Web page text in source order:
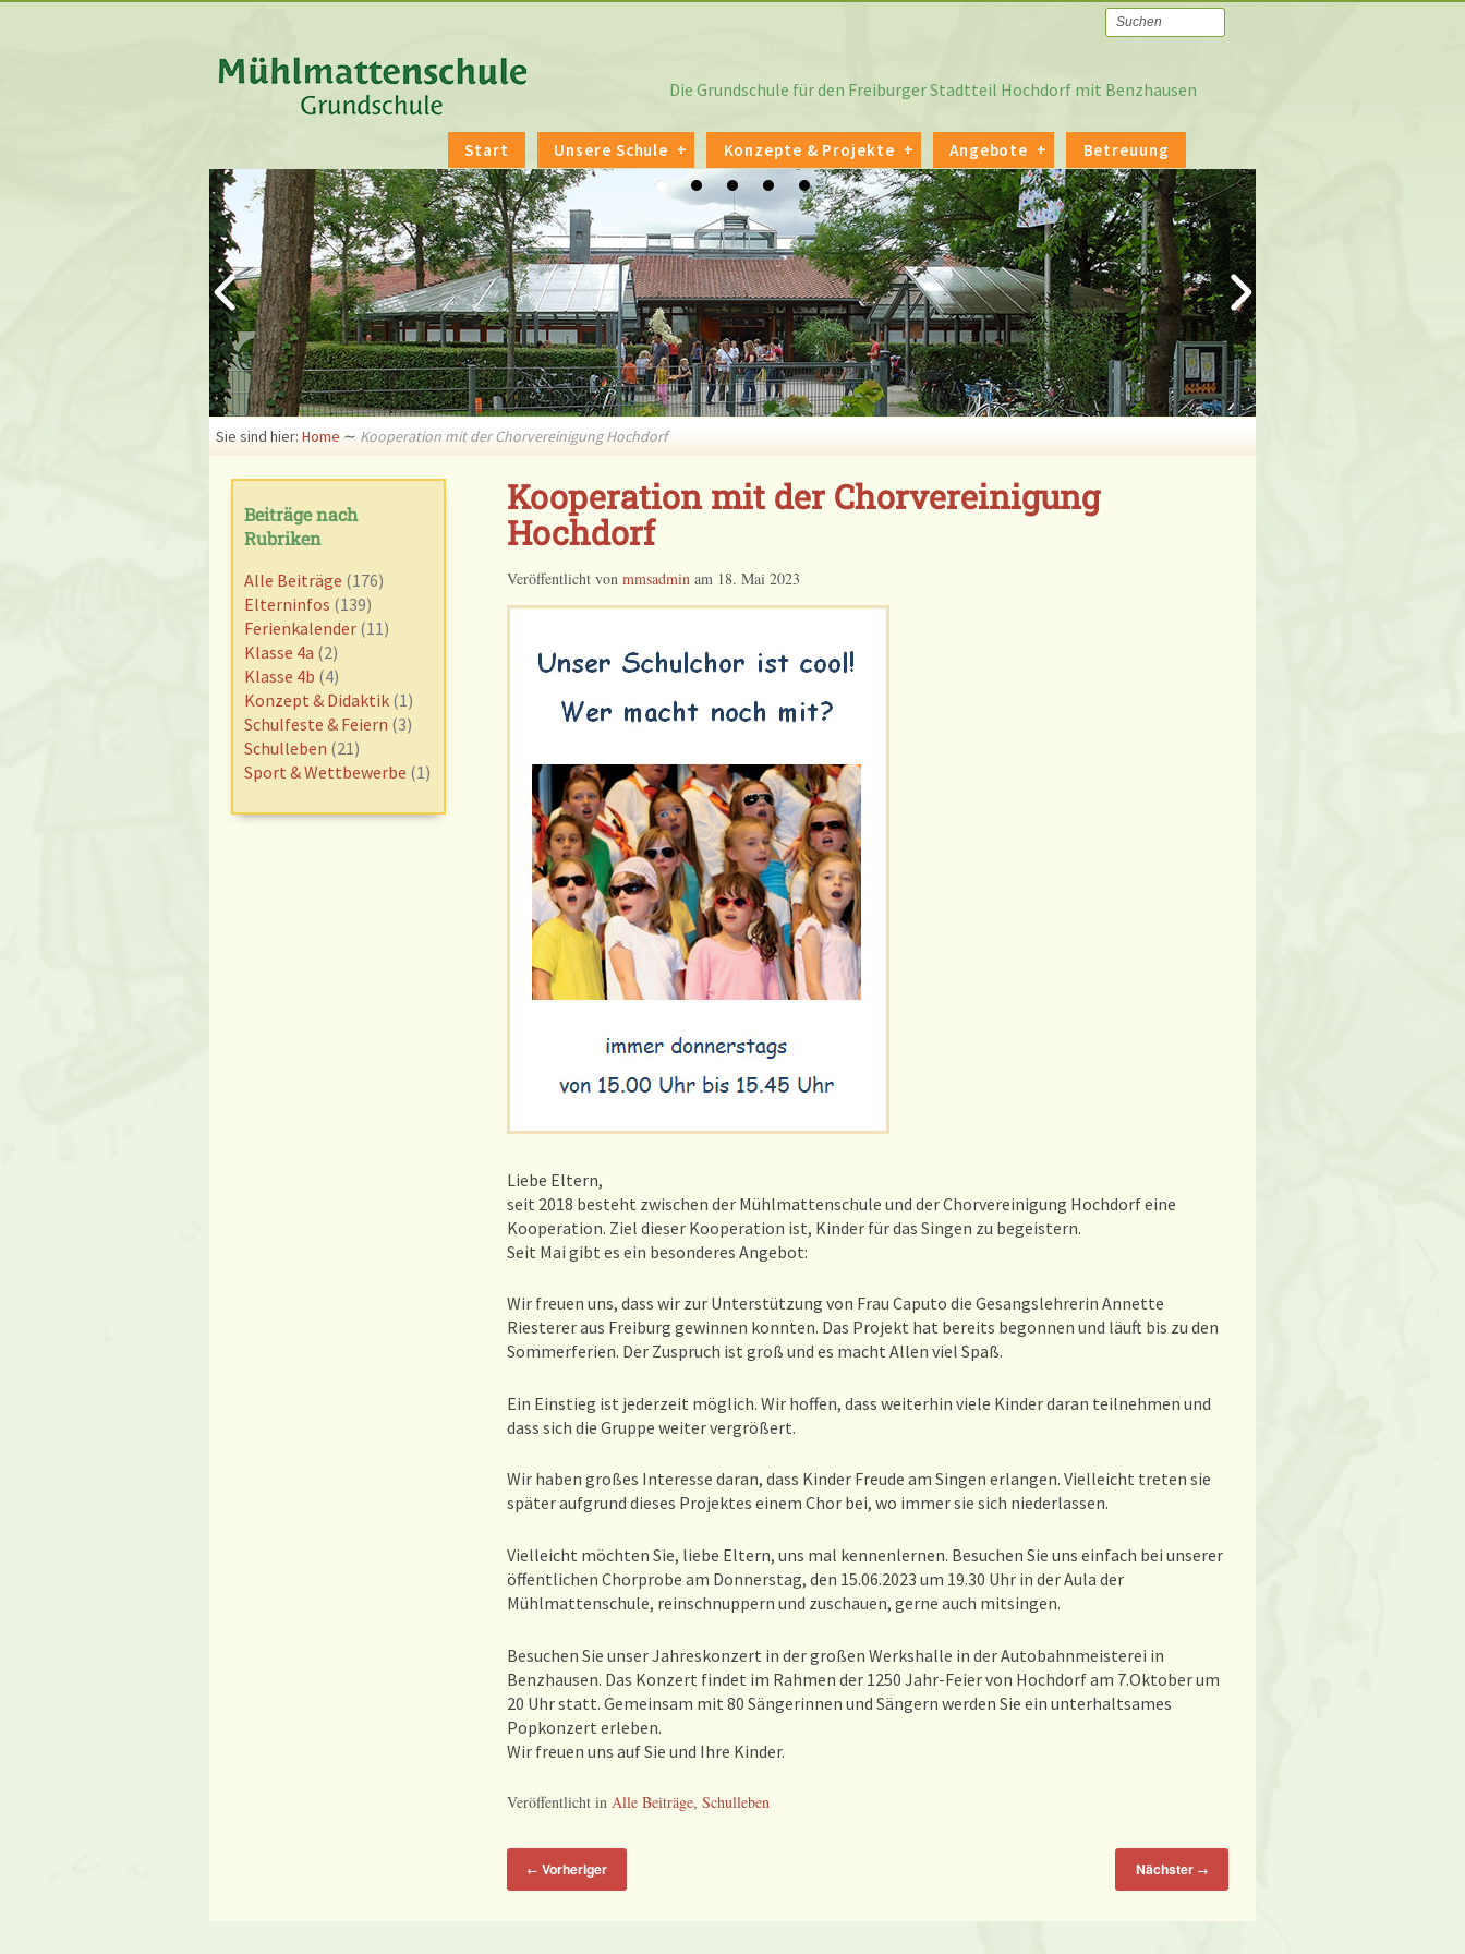
Die Grundschule für den Freiburger Stadtteil Hochdorf mit Benzhausen
Start Unsere Schule Konzepte & Projekte Angebote Betreuung
Sie sind hier: Home ∼ Kooperation mit der Chorvereinigung Hochdorf
Kooperation mit der Chorvereinigung
Hochdorf
Veröffentlicht von mmsadminam 18. Mai 2023
Liebe Eltern,
seit 2018 besteht zwischen der Mühlmattenschule und der Chorvereinigung Hochdorf eine
Kooperation. Ziel dieser Kooperation ist, Kinder für das Singen zu begeistern.
Seit Mai gibt es ein besonderes Angebot:
Wir freuen uns, dass wir zur Unterstützung von Frau Caputo die Gesangslehrerin Annette
Riesterer aus Freiburg gewinnen konnten. Das Projekt hat bereits begonnen und läuft bis zu den
Sommerferien. Der Zuspruch ist groß und es macht Allen viel Spaß.
Ein Einstieg ist jederzeit möglich. Wir hoffen, dass weiterhin viele Kinder daran teilnehmen und
dass sich die Gruppe weiter vergrößert.
Wir haben großes Interesse daran, dass Kinder Freude am Singen erlangen. Vielleicht treten sie
später aufgrund dieses Projektes einem Chor bei, wo immer sie sich niederlassen.
Vielleicht möchten Sie, liebe Eltern, uns mal kennenlernen. Besuchen Sie uns einfach bei unserer
öffentlichen Chorprobe am Donnerstag, den 15.06.2023 um 19.30 Uhr in der Aula der
Mühlmattenschule, reinschnuppern und zuschauen, gerne auch mitsingen.
Besuchen Sie unser Jahreskonzert in der großen Werkshalle in der Autobahnmeisterei in
Benzhausen. Das Konzert findet im Rahmen der 1250 Jahr-Feier von Hochdorf am 7.Oktober um
20 Uhr statt. Gemeinsam mit 80 Sängerinnen und Sängern werden Sie ein unterhaltsames
Popkonzert erleben.
Wir freuen uns auf Sie und Ihre Kinder.
Veröffentlicht in Alle Beiträge, Schulleben
← Vorheriger Nächster →
Beiträge nach
Rubriken
Alle Beiträge (176)
Elterninfos (139)
Ferienkalender(11)
Klasse 4a (2)
Klasse 4b (4)
Konzept & Didaktik(1)
Schulfeste & Feiern (3)
Schulleben (21)
Sport & Wettbewerbe (1)